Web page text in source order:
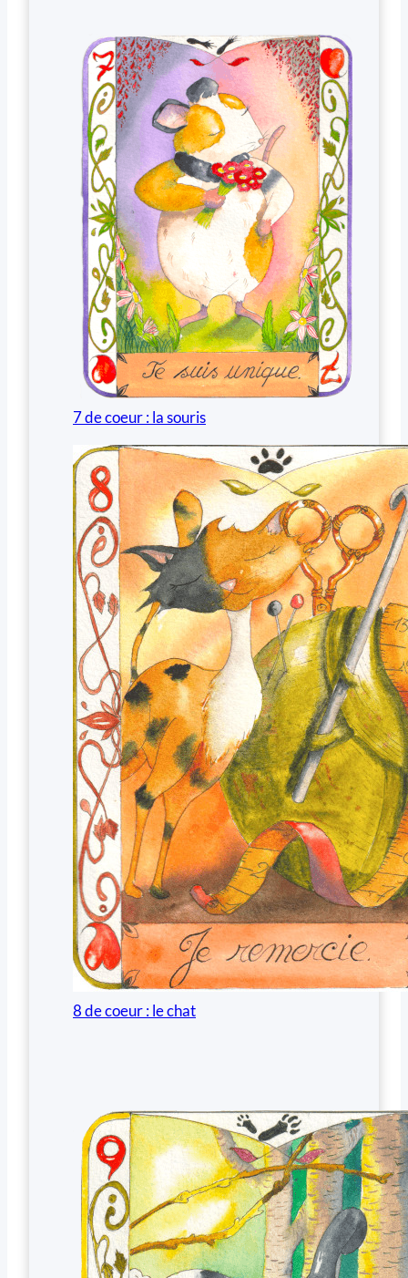
7 de coeur : la souris
8 de coeur : le chat